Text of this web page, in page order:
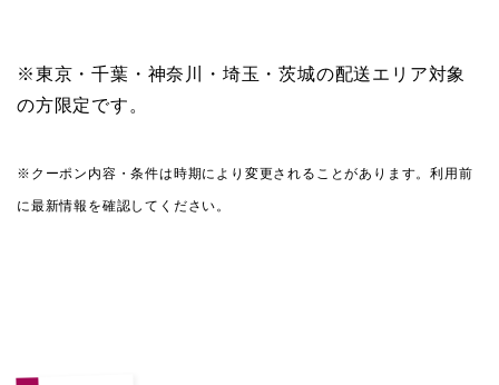
※東京・千葉・神奈川・埼玉・茨城の配送エリア対象
の方限定です。
※クーポン内容・条件は時期により変更されることがあります。利用前
に最新情報を確認してください。